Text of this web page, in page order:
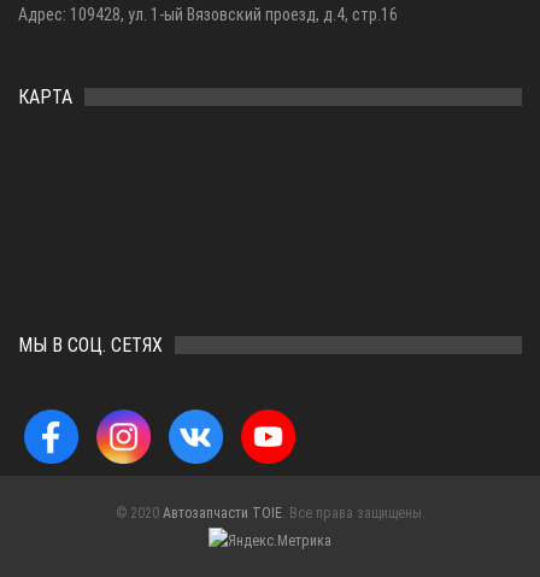
Адрес: 109428, ул. 1-ый Вязовский проезд, д.4, стр.16
КАРТА
МЫ В СОЦ. СЕТЯХ
© 2020 Автозапчасти TOIE. Все права защищены.